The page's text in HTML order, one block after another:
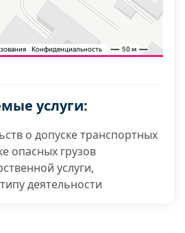
услуги:
о допуске транспортных
опасных грузов
услуги,
деятельности